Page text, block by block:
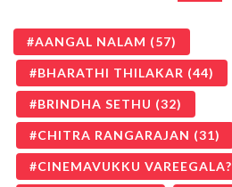
AANGAL NALAM (57)
BHARATHI THILAKAR (44)
BRINDHA SETHU (32)
CHITRA RANGARAJAN (31)
CINEMAVUKKU VAREEGALA?